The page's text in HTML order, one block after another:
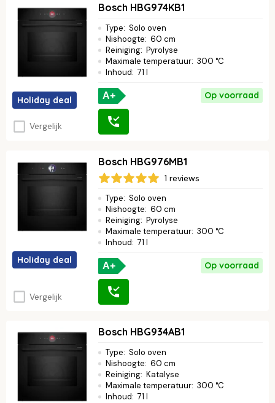
Holiday deal
Vergelijk
Bosch HBG974KB1
Type: Solo oven
Nishoogte: 60 cm
Reiniging: Pyrolyse
Maximale temperatuur: 300 °C
Inhoud: 71 l
A+ Op voorraad
Holiday deal
Vergelijk
Bosch HBG976MB1
1 reviews
Type: Solo oven
Nishoogte: 60 cm
Reiniging: Pyrolyse
Maximale temperatuur: 300 °C
Inhoud: 71 l
A+ Op voorraad
Bosch HBG934AB1
Type: Solo oven
Nishoogte: 60 cm
Reiniging: Katalyse
Maximale temperatuur: 300 °C
Inhoud: 71 l